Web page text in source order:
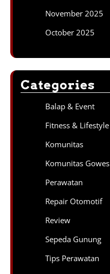
November 2025
October 2025
Categories
Balap & Event
Fitness & Lifestyle
Komunitas
Komunitas Gowes
Perawatan
Repair Otomotif
Review
Sepeda Gunung
Tips Perawatan